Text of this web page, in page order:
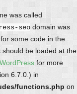
was called
seo domain was
some code in the
be loaded at the
for more
6.7.0.) in
functions.php on